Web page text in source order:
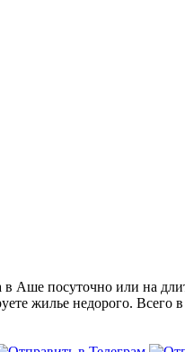
посуточно или на
жилье недорого. Всего в